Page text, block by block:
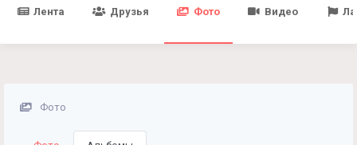
Лента Друзья Фото Видео
Фото